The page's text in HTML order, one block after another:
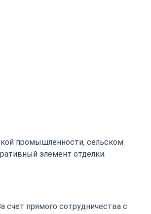
промышленности, сельском
элемент отделки.
счет прямого сотрудничества с